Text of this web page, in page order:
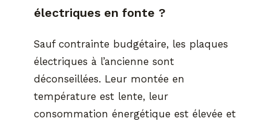
électriques en fonte ?
Sauf contrainte budgétaire, les plaques
électriques à l’ancienne sont
déconseillées. Leur montée en
température est lente, leur
consommation énergétique est élevée et